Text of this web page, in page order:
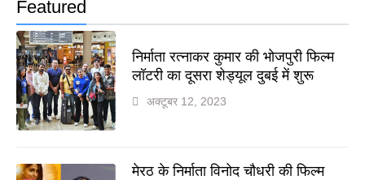
Featured
निर्माता रत्नाकर कुमार की भोजपुरी फिल्म
लॉटरी का दूसरा शेड्यूल दुबई में शुरू
अक्टूबर 12, 2023
मेरठ के निर्माता विनोद चौधरी की फिल्म